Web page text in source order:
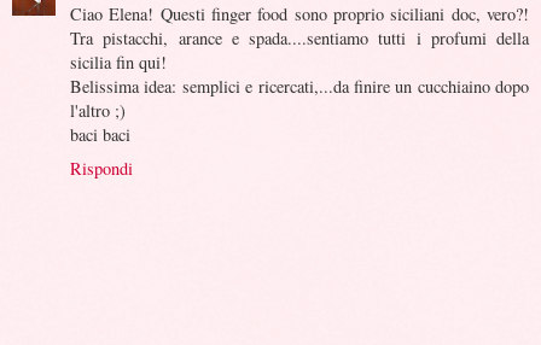
Ciao Elena! Questi finger food sono proprio siciliani doc, vero?!
Tra pistacchi, arance e spada....sentiamo tutti i profumi della
sicilia fin qui!
Belissima idea: semplici e ricercati,...da finire un cucchiaino dopo
l'altro ;)
baci baci
Rispondi